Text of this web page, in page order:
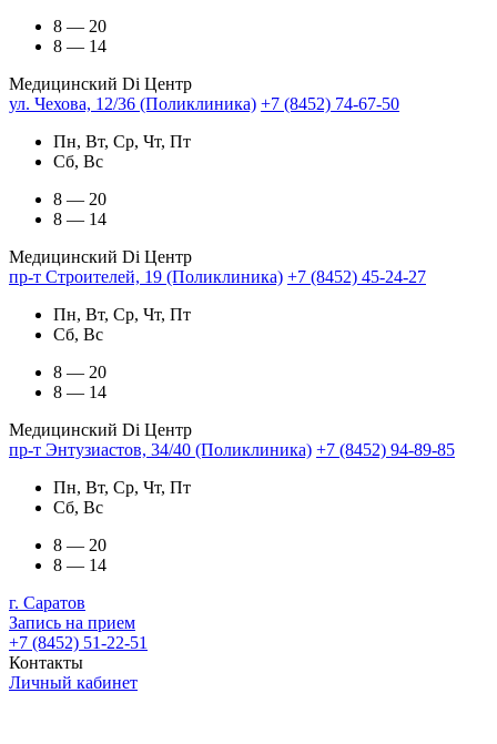
8 — 20
8 — 14
Медицинский Di Центр
ул. Чехова, 12/36 (Поликлиника) +7 (8452) 74-67-50
Пн, Вт, Ср, Чт, Пт
Сб, Вс
8 — 20
8 — 14
Медицинский Di Центр
пр-т Строителей, 19 (Поликлиника) +7 (8452) 45-24-27
Пн, Вт, Ср, Чт, Пт
Сб, Вс
8 — 20
8 — 14
Медицинский Di Центр
пр-т Энтузиастов, 34/40 (Поликлиника) +7 (8452) 94-89-85
Пн, Вт, Ср, Чт, Пт
Сб, Вс
8 — 20
8 — 14
г. Саратов
Запись на прием
+7 (8452) 51-22-51
Контакты
Личный кабинет